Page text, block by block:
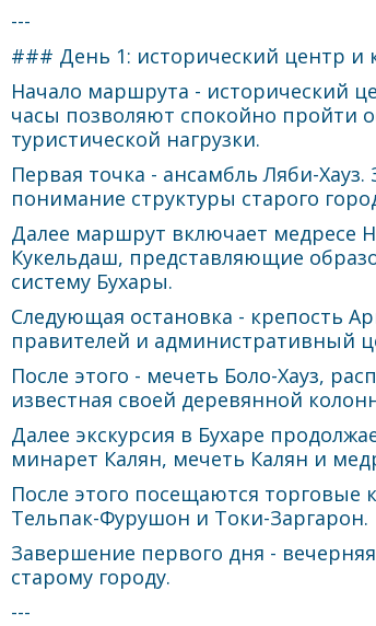
---
### День 1: исторический центр и
Начало маршрута - исторический
часы позволяют спокойно пройти
туристической нагрузки.
Первая точка - ансамбль Ляби-
понимание структуры старого
Далее маршрут включает медресе
Кукельдаш, представляющие
систему Бухары.
Следующая остановка - крепость
правителей и административный
После этого - мечеть Боло-Хауз,
известная своей деревянной
Далее экскурсия в Бухаре
минарет Калян, мечеть Калян и
После этого посещаются торговые
Тельпак-Фурушон и Токи-Заргарон.
Завершение первого дня -
старому городу.
---